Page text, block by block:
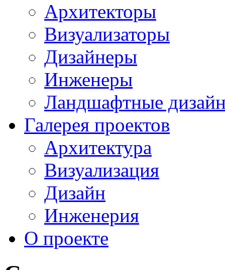
Архитекторы
Визуализаторы
Дизайнеры
Инженеры
Ландшафтные
Галерея проектов
Архитектура
Визуализация
Дизайн
Инженерия
О проекте